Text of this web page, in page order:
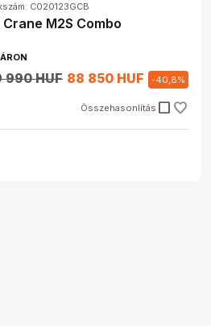
C020123GCB
Crane M2S Combo
Összehasonlítás check_box_outline_blank
990 HUF 88 850 HUF -40,8%